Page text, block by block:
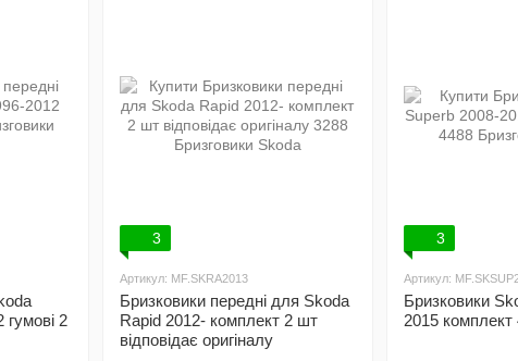
2
3
Артикул: MF.SKRA2013
Бризковики передні для Skoda
Rapid 2012- комплект 2 шт
відповідає оригіналу
3
Артикул:
Бризковики
2015